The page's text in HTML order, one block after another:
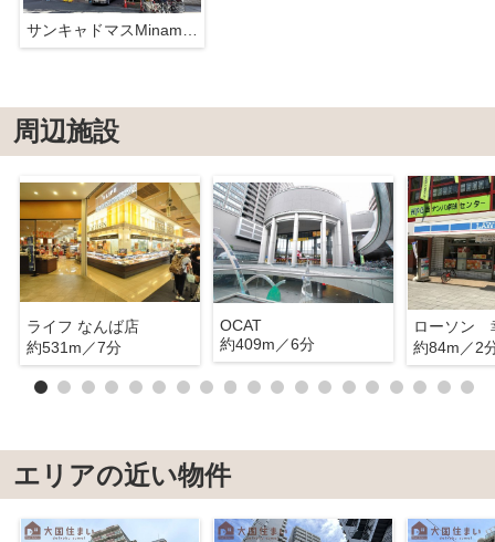
周辺施設
ライフ なんば店
約531m／7分
OCAT
約409m／6分
ローソン
約84m／2
エリアの近い物件